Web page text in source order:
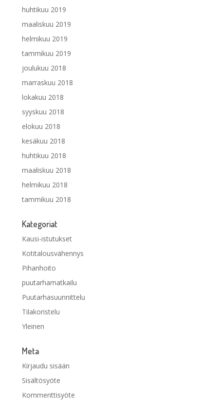
huhtikuu 2019
maaliskuu 2019
helmikuu 2019
tammikuu 2019
joulukuu 2018
marraskuu 2018
lokakuu 2018
syyskuu 2018
elokuu 2018
kesäkuu 2018
huhtikuu 2018
maaliskuu 2018
helmikuu 2018
tammikuu 2018
Kategoriat
Kausi-istutukset
Kotitalousvähennys
Pihanhoito
puutarhamatkailu
Puutarhasuunnittelu
Tilakoristelu
Yleinen
Meta
Kirjaudu sisään
Sisältösyöte
Kommenttisyöte